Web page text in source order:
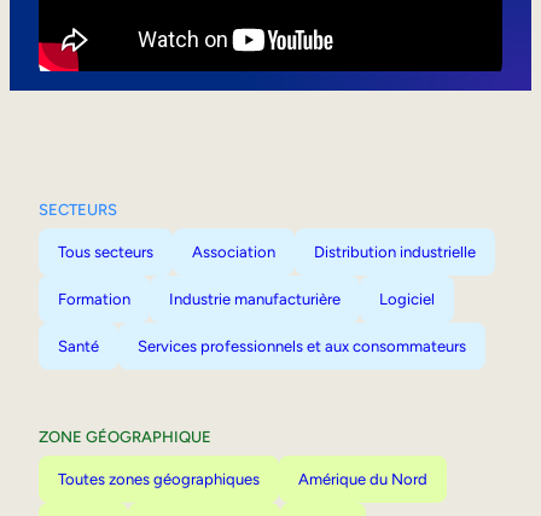
SECTEURS
Tous secteurs Association Distribution industrielle
Formation Industrie manufacturière Logiciel
Santé Services professionnels et aux consommateurs
ZONE GÉOGRAPHIQUE
Toutes zones géographiques Amérique du Nord